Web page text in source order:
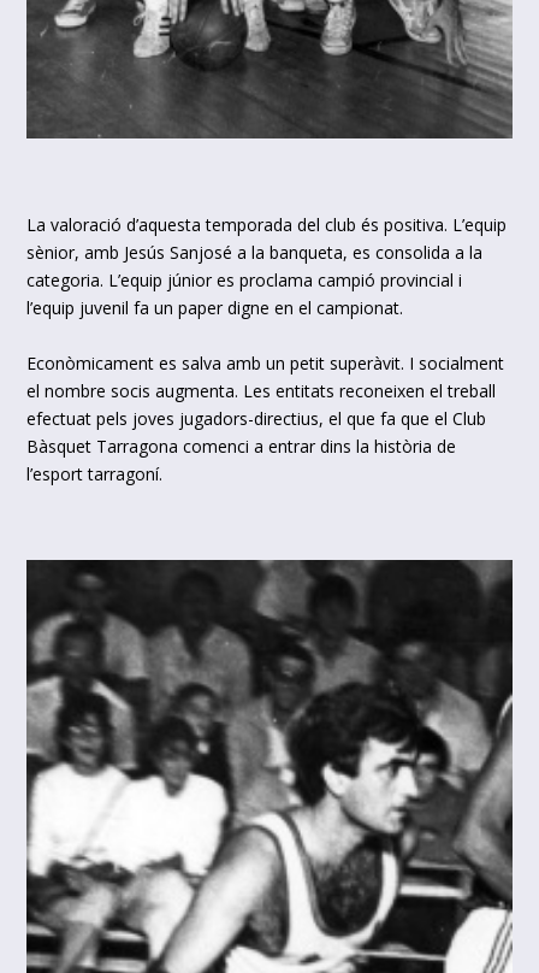
La valoració d’aquesta temporada del club és positiva. L’equip
sènior, amb Jesús Sanjosé a la banqueta, es consolida a la
categoria. L’equip júnior es proclama campió provincial i
l’equip juvenil fa un paper digne en el campionat.
Econòmicament es salva amb un petit superàvit. I socialment
el nombre socis augmenta. Les entitats reconeixen el treball
efectuat pels joves jugadors-directius, el que fa que el Club
Bàsquet Tarragona comenci a entrar dins la història de
l’esport tarragoní.